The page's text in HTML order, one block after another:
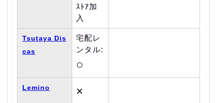
ｽﾄｱ加
入
Tsutaya Dis
cas
宅配レ
ンタル:
○
Lemino ×